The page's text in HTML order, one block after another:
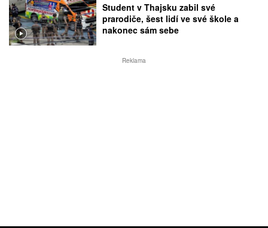
Student v Thajsku zabil své
prarodiče, šest lidí ve své škole a
nakonec sám sebe
Reklama